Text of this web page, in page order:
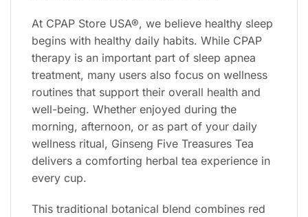
At CPAP Store USA®, we believe healthy sleep
begins with healthy daily habits. While CPAP
therapy is an important part of sleep apnea
treatment, many users also focus on wellness
routines that support their overall health and
well-being. Whether enjoyed during the
morning, afternoon, or as part of your daily
wellness ritual, Ginseng Five Treasures Tea
delivers a comforting herbal tea experience in
every cup.
This traditional botanical blend combines red